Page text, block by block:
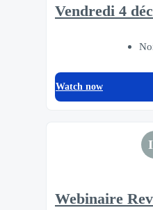
Vendredi 4
Watch now
Webinaire